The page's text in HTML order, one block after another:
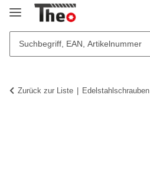
Zurück zur Liste Edelstahlschrauben